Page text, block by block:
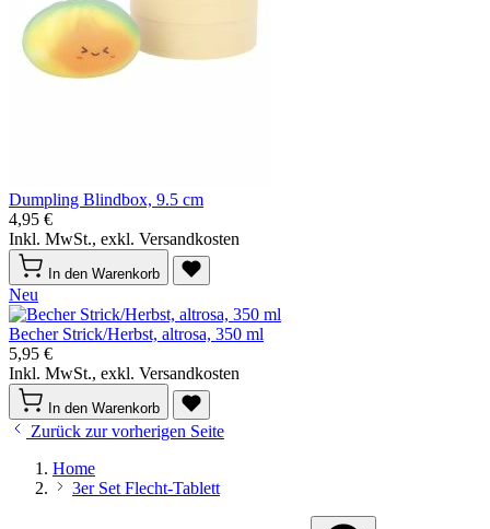
Dumpling Blindbox, 9.5 cm
4,95 €
Inkl. MwSt., exkl. Versandkosten
In den Warenkorb
Neu
Becher Strick/Herbst, altrosa, 350 ml
5,95 €
Inkl. MwSt., exkl. Versandkosten
In den Warenkorb
Zurück zur vorherigen Seite
Home
3er Set Flecht-Tablett